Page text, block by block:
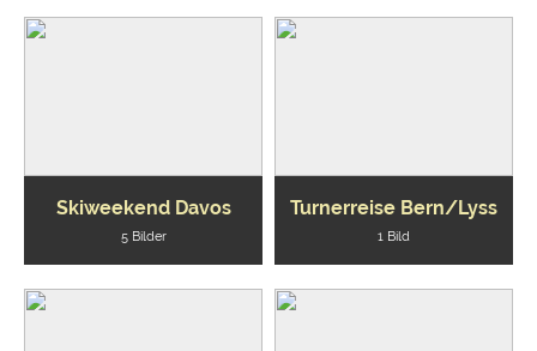
Skiweekend Davos
5 Bilder
Turnerreise Bern/Lyss
1 Bild